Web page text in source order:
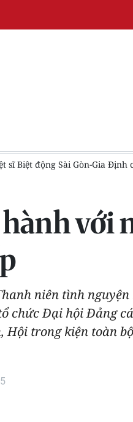
sĩ Biệt động Sài Gòn-Gia Định
với
niên tình
chức Đại hội Đảng
Hội trong kiện toàn